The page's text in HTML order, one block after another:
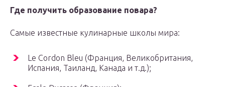
Где получить образование повара?
Самые известные кулинарные школы мира:
Le Cordon Bleu (Франция, Великобритания,
Испания, Таиланд, Канада и т.д.);